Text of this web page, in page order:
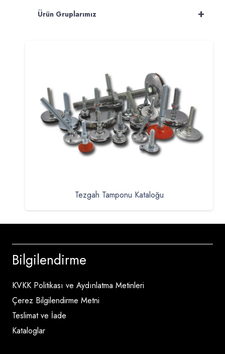
+
Ürün Gruplarımız
Tezgah Tamponu Kataloğu
Bilgilendirme
KVKK Politikası ve Aydınlatma Metinleri
Çerez Bilgilendirme Metni
Teslimat ve İade
Kataloglar